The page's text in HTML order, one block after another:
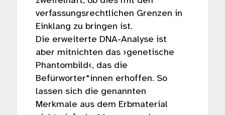
verfassungsrechtlichen Grenzen in
Einklang zu bringen ist.
Die erweiterte DNA-Analyse ist
aber mitnichten das ›genetische
Phantombild‹, das die
Befürworter*innen erhoffen. So
lassen sich die genannten
Merkmale aus dem Erbmaterial